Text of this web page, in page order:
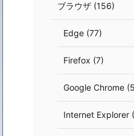
ブラウザ (156)
Edge (77)
Firefox (7)
Google Chrome
Internet Explorer